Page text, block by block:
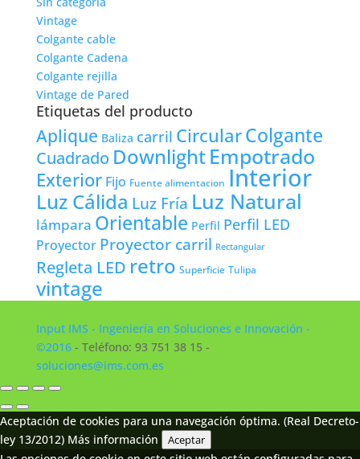
Vintage
Colgante cable
Colgante Cadena
Colgante rejilla
Vintage de Pared
Etiquetas del producto
Aplique Baliza carril CircularColgante
Cuadrado DownlightEmpotrado
Exterior Fijo Fuente alimentacion Interior
Luz Cálida Luz Fría Luz Natural
lámpara Orientable Perfil Perfil LED
Proyector Proyector carril Rectangular
Regleta LED retro Superficie Tulipa
vintage
Input IMS - Ingeniería en Soluciones e Innovación -
©2016- Teléfono: 93 751 38 15 -
soluciones@ims.com.es
Aceptación de cookies para una navegación óptima. (Real Decreto-
ley 13/2012) Más información Aceptar